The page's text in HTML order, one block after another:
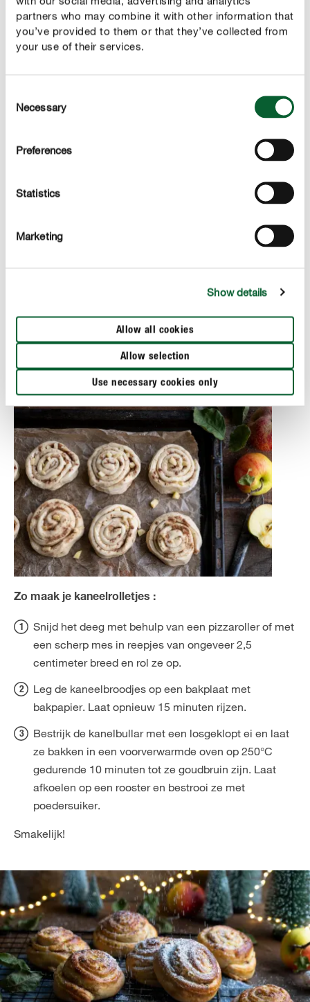
partners who may combine it with other information that
you’ve provided to them or that they’ve collected from
your use of their services.
Selection
Necessary
Preferences
Statistics
Marketing
Show details
Allow all cookies
Allow selection
Use necessary cookies only
Giet ongeveer 900 gram tarwebloem in een grote
kom, voeg het mengsel van gist en melk toe en klop
alles goed op met een handmixer. Tip : voeg meer
kleven.
deeg op een warme plaats gedurende 50 minuten
Schil de appels, verwijder het klokhuis, snijd de
een eetlepel citroensap toe.
stukjes deeg één voor één uit op een werkblad met
gesmolten boter en bestrooi gelijkmatig met suiker
en kaneel. Verdeel tenslotte de stukjes appel.
Zo maak je kaneelrolletjes :
Snijd het deeg met behulp van een pizzaroller of met
een scherp mes in reepjes van ongeveer 2,5
centimeter breed en rol ze op.
Leg de kaneelbroodjes op een bakplaat met
bakpapier. Laat opnieuw 15 minuten rijzen.
Bestrijk de kanelbullar met een losgeklopt ei en laat
ze bakken in een voorverwarmde oven op 250°C
gedurende 10 minuten tot ze goudbruin zijn. Laat
afkoelen op een rooster en bestrooi ze met
poedersuiker.
Smakelijk!